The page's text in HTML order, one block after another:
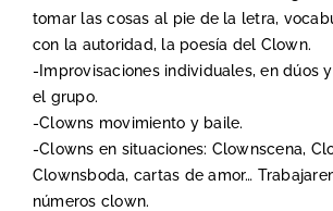
tomar las cosas al pie de la letra,
con la autoridad, la poesía del Clown.
-Improvisaciones individuales, en dúos
el grupo.
-Clowns movimiento y baile.
-Clowns en situaciones: Clownscena,
Clownsboda, cartas de amor…
números clown.